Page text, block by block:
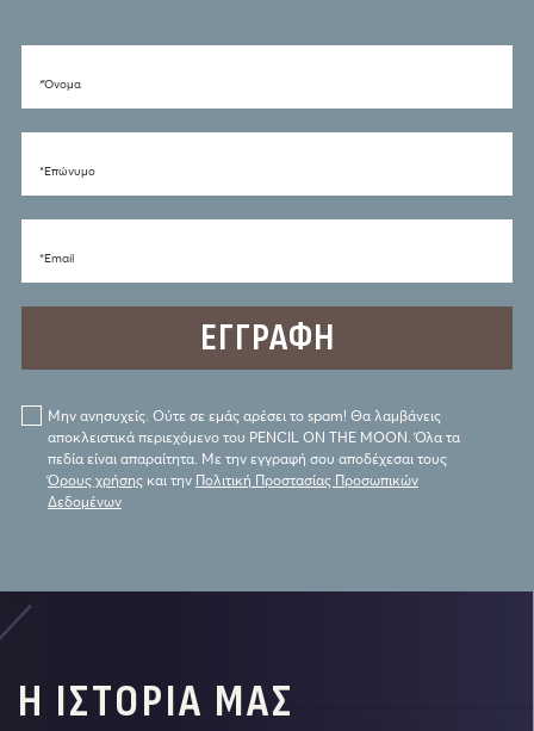
*Όνομα
*Eπώνυμο
*Email
Μην ανησυχείς. Ούτε σε εμάς αρέσει το spam! Θα λαμβάνεις
αποκλειστικά περιεχόμενο του PENCIL ON THE MOON. Όλα τα
πεδία είναι απαραίτητα. Με την εγγραφή σου αποδέχεσαι τους
Όρους χρήσης και την Πολιτική Προστασίας Προσωπικών
Δεδομένων
Η ΙΣΤΟΡΙΑ ΜΑΣ